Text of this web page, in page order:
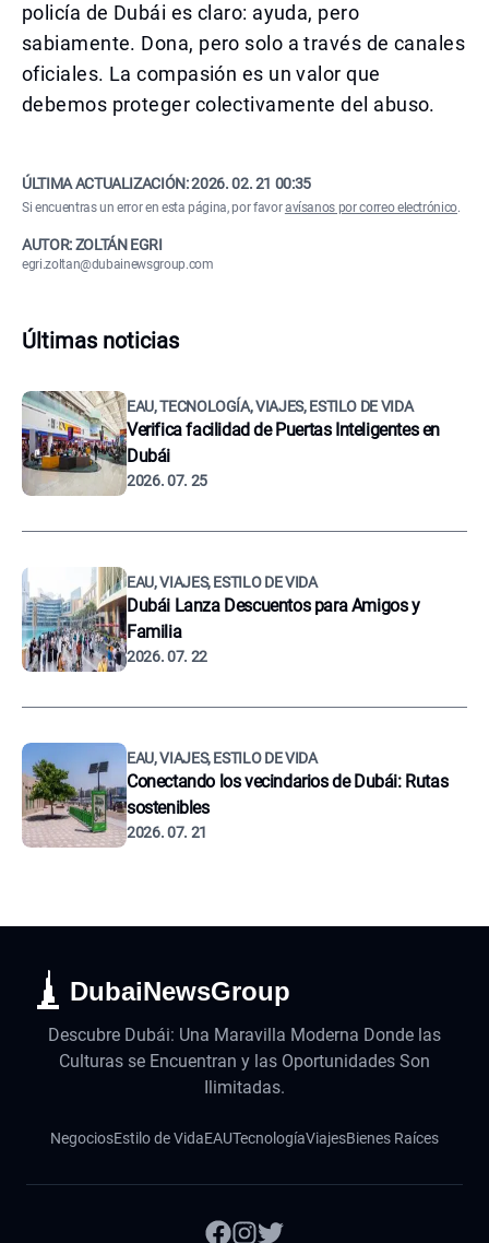
policía de Dubái es claro: ayuda, pero
sabiamente. Dona, pero solo a través de canales
oficiales. La compasión es un valor que
debemos proteger colectivamente del abuso.
ÚLTIMA ACTUALIZACIÓN:2026. 02. 21 00:35
Si encuentras un error en esta página, por favoravísanos por correo electrónico.
AUTOR: ZOLTÁN EGRI
egri.zoltan@dubainewsgroup.com
Últimas noticias
EAU, TECNOLOGÍA, VIAJES, ESTILO DE VIDA
Verifica facilidad de Puertas Inteligentes en
Dubái
2026. 07. 25
EAU, VIAJES, ESTILO DE VIDA
Dubái Lanza Descuentos para Amigos y
Familia
2026. 07. 22
EAU, VIAJES, ESTILO DE VIDA
Conectando los vecindarios de Dubái: Rutas
sostenibles
2026. 07. 21
DubaiNewsGroup
Descubre Dubái: Una Maravilla Moderna Donde las
Culturas se Encuentran y las Oportunidades Son
Ilimitadas.
NegociosEstilo de VidaEAUTecnologíaViajesBienes Raíces